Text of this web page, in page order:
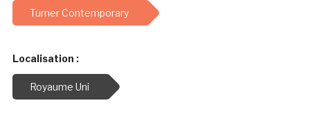
Turner Contemporary
Localisation :
Royaume Uni